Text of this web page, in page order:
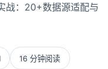
战：20+数据源适配与
16 分钟阅读